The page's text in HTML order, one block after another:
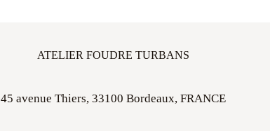
ATELIER FOUDRE TURBANS
45 avenue Thiers, 33100 Bordeaux, FRANCE